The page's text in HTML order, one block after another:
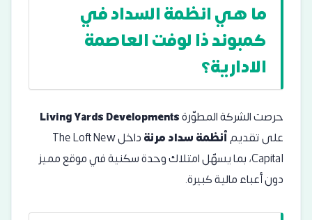
ما هي انظمة السداد في
كمبوند ذا لوفت العاصمة
الادارية؟
حرصت الشركة المطوّرةLiving Yards Developments
على تقديمأنظمة سداد مرنة
داخل The Loft New
Capital، بما يسهّل امتلاك وحدة سكنية في موقع مميز
دون أعباء مالية كبيرة.